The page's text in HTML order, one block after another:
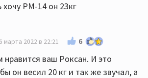
хочу PM-14 он 23кг
марта 2022 в 22:21 6
ваш Роксан. И это
он весил 20 кг и так же звучал, а